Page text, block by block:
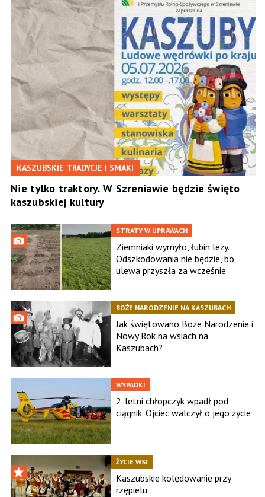
KASZUBSKIE TRADYCJE I SMAKI
Nie tylko traktory. W Szreniawie będzie święto
kaszubskiej kultury
STRATY W UPRAWACH
Ziemniaki wymyło, łubin leży.
Odszkodowania nie będzie, bo
ulewa przyszła za wcześnie
BOŻE NARODZENIE NA KASZUBACH
Jak świętowano Boże Narodzenie i
Nowy Rok na wsiach na
Kaszubach?
WYPADKI
2-letni chłopczyk wpadł pod
ciągnik. Ojciec walczył o jego życie
ŻYCIE WSI
Kaszubskie kolędowanie przy
rzępielu